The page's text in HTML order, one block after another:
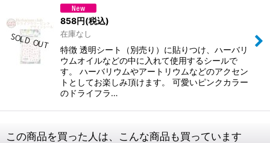
858円(税込)
在庫なし
特徴 透明シート（別売り）に貼りつけ、ハーバリ
ウムオイルなどの中に入れて使用するシールで
す。 ハーバリウムやアートリウムなどのアクセン
トとしてお楽しみ頂けます。 可愛いピンクカラー
のドライフラ…
この商品を買った人は、こんな商品も買っています